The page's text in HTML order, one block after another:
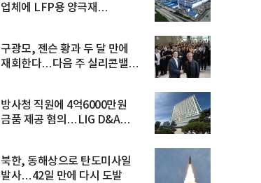
업체에 LFP용 양극재
구광모, 젠슨 황과 두 달 만에
재회한다…다음 주 실리콘밸리
방사청 직원에 4억6000만원
금품 제공 혐의…LIG D&A
북한, 동해상으로 탄도미사일
발사…42일 만에 다시 도발